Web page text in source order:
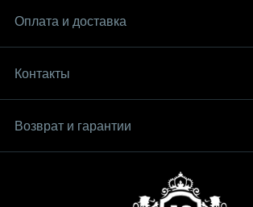
Оплата и доставка
Контакты
Возврат и гарантии